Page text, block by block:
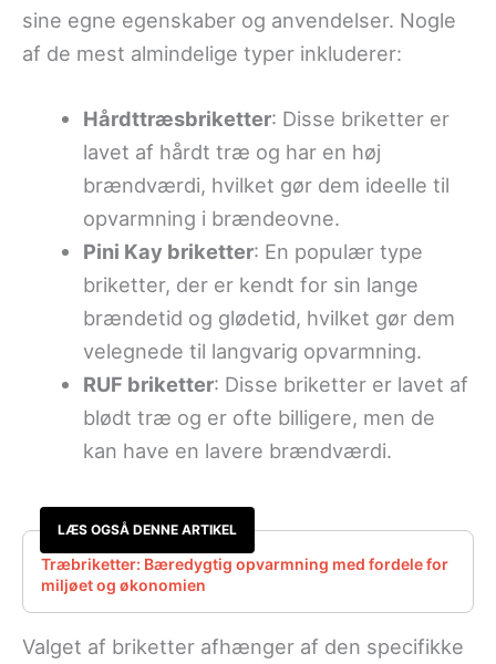
sine egne egenskaber og anvendelser. Nogle
af de mest almindelige typer inkluderer:
Hårdttræsbriketter: Disse briketter er
lavet af hårdt træ og har en høj
brændværdi, hvilket gør dem ideelle til
opvarmning i brændeovne.
Pini Kay briketter: En populær type
briketter, der er kendt for sin lange
brændetid og glødetid, hvilket gør dem
velegnede til langvarig opvarmning.
RUF briketter: Disse briketter er lavet af
blødt træ og er ofte billigere, men de
kan have en lavere brændværdi.
LÆS OGSÅ DENNE ARTIKEL
Træbriketter: Bæredygtig opvarmning med fordele for
miljøet og økonomien
Valget af briketter afhænger af den specifikke